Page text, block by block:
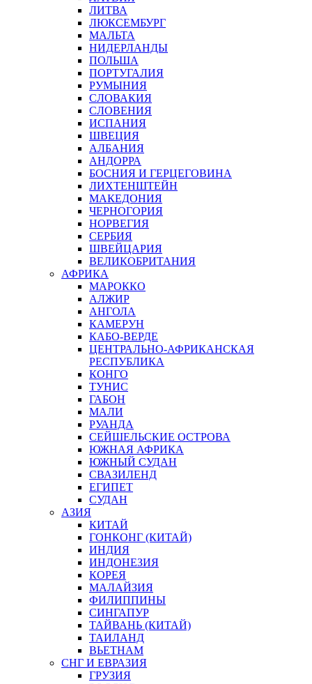
ЛИТВА
ЛЮКСЕМБУРГ
МАЛЬТА
НИДЕРЛАНДЫ
ПОЛЬША
ПОРТУГАЛИЯ
РУМЫНИЯ
СЛОВАКИЯ
СЛОВЕНИЯ
ИСПАНИЯ
ШВЕЦИЯ
АЛБАНИЯ
АНДОРРА
БОСНИЯ И ГЕРЦЕГОВИНА
ЛИХТЕНШТЕЙН
МАКЕДОНИЯ
ЧЕРНОГОРИЯ
НОРВЕГИЯ
СЕРБИЯ
ШВЕЙЦАРИЯ
ВЕЛИКОБРИТАНИЯ
АФРИКА
МАРОККО
АЛЖИР
АНГОЛА
КАМЕРУН
КАБО-ВЕРДЕ
ЦЕНТРАЛЬНО-АФРИКАНСКАЯ
РЕСПУБЛИКА
КОНГО
ТУНИС
ГАБОН
МАЛИ
РУАНДА
СЕЙШЕЛЬСКИЕ ОСТРОВА
ЮЖНАЯ АФРИКА
ЮЖНЫЙ СУДАН
СВАЗИЛЕНД
ЕГИПЕТ
СУДАН
АЗИЯ
КИТАЙ
ГОНКОНГ (КИТАЙ)
ИНДИЯ
ИНДОНЕЗИЯ
КОРЕЯ
МАЛАЙЗИЯ
ФИЛИППИНЫ
СИНГАПУР
ТАЙВАНЬ (КИТАЙ)
ТАИЛАНД
ВЬЕТНАМ
СНГ И ЕВРАЗИЯ
ГРУЗИЯ